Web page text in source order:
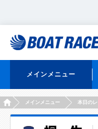
メインメニュー
HOMEメインメニュー 本日のレ